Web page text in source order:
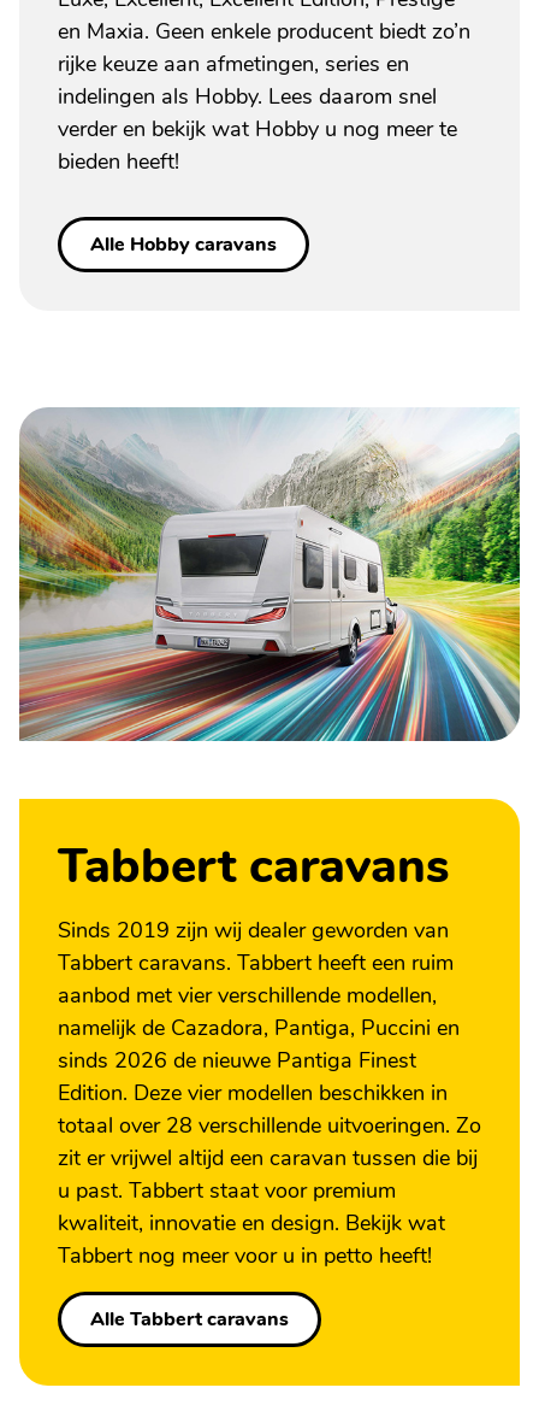
en Maxia. Geen enkele producent biedt zo’n
rijke keuze aan afmetingen, series en
indelingen als Hobby. Lees daarom snel
verder en bekijk wat Hobby u nog meer te
bieden heeft!
Alle Hobby caravans
Tabbert caravans
Sinds 2019 zijn wij dealer geworden van
Tabbert caravans. Tabbert heeft een ruim
aanbod met vier verschillende modellen,
namelijk de Cazadora, Pantiga, Puccini en
sinds 2026 de nieuwe Pantiga Finest
Edition. Deze vier modellen beschikken in
totaal over 28 verschillende uitvoeringen. Zo
zit er vrijwel altijd een caravan tussen die bij
u past. Tabbert staat voor premium
kwaliteit, innovatie en design. Bekijk wat
Tabbert nog meer voor u in petto heeft!
Alle Tabbert caravans